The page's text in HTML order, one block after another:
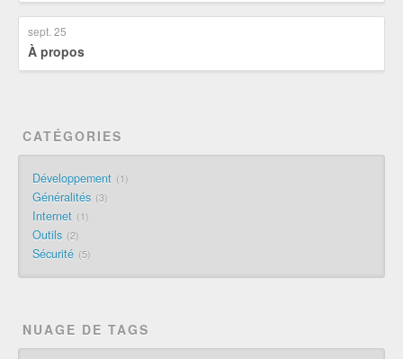
sept. 25
À propos
CATÉGORIES
Développement 1
Généralités 3
Internet 1
Outils 2
Sécurité 5
NUAGE DE TAGS